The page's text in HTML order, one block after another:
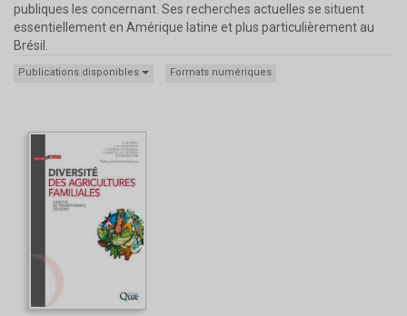
publiques les concernant. Ses recherches actuelles se situent
essentiellement en Amérique latine et plus particulièrement au
Brésil.
Publications disponibles Formats numériques